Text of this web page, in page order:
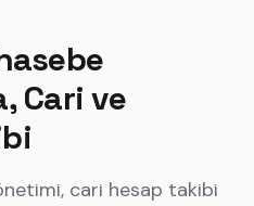
Cari ve
cari hesap takibi